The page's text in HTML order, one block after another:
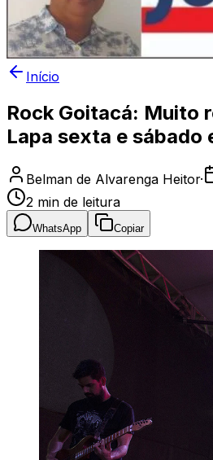
Início
Rock Goitacá: Muito
Lapa sexta e sábado
Belman de Alvarenga Heitor·
2 min de leitura
WhatsApp Copiar